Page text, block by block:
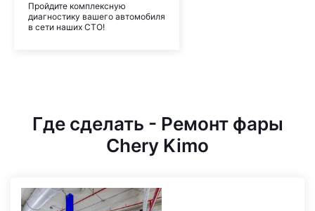
Пройдите комплексную
диагностику вашего автомобиля
в сети наших СТО!
Где сделать - Ремонт фары
Chery Kimo